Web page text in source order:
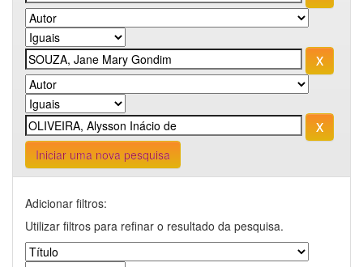
Iniciar uma nova pesquisa
Adicionar filtros:
Utilizar filtros para refinar o resultado da pesquisa.